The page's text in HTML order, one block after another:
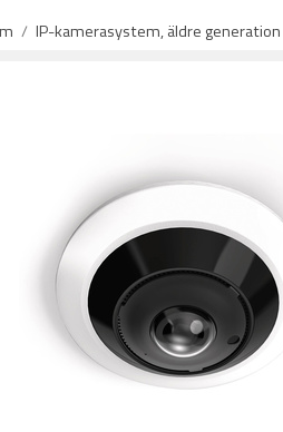
/ IP-kamerasystem, äldre generation